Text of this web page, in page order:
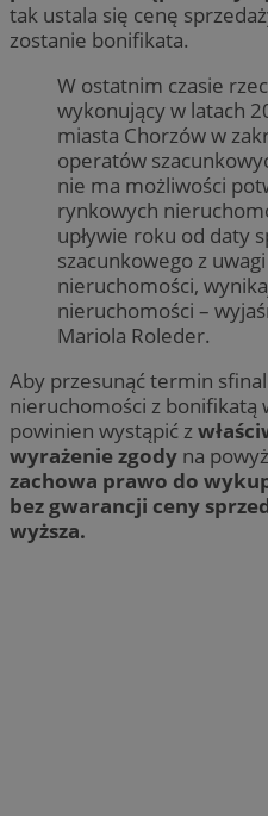
tak ustala się cenę
zostanie bonifikata.
W ostatnim czasie
wykonujący w latach
miasta Chorzów w
operatów
nie ma możliwości
rynkowych
upływie roku od daty
szacunkowego z
nieruchomości,
nieruchomości –
Mariola Roleder.
Aby przesunąć termin
nieruchomości z bonifikatą
powinien wystąpić z
wyrażenie zgody na
zachowa prawo do
bez gwarancji ceny
wyższa.